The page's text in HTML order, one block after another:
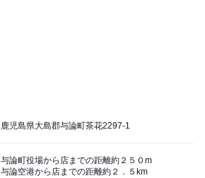
鹿児島県大島郡与論町茶花2297-1
与論町役場から店までの距離約２５０m
与論空港から店までの距離約２．５km